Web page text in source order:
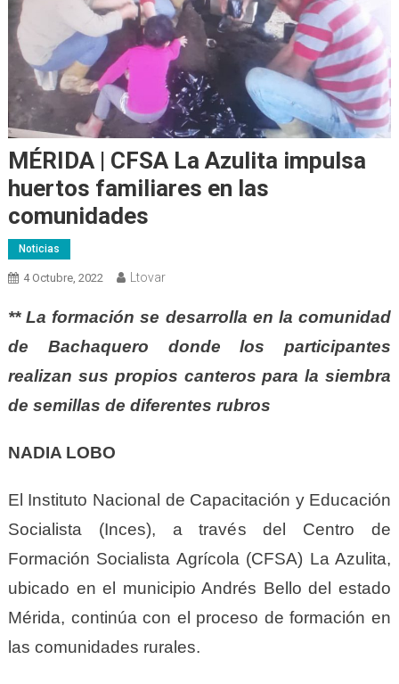
MÉRIDA | CFSA La Azulita impulsa
huertos familiares en las
comunidades
Noticias
4 Octubre, 2022 Ltovar
** La formación se desarrolla en la comunidad
de Bachaquero donde los participantes
realizan sus propios canteros para la siembra
de semillas de diferentes rubros
NADIA LOBO
El Instituto Nacional de Capacitación y Educación
Socialista (Inces), a través del Centro de
Formación Socialista Agrícola (CFSA) La Azulita,
ubicado en el municipio Andrés Bello del estado
Mérida, continúa con el proceso de formación en
las comunidades rurales.